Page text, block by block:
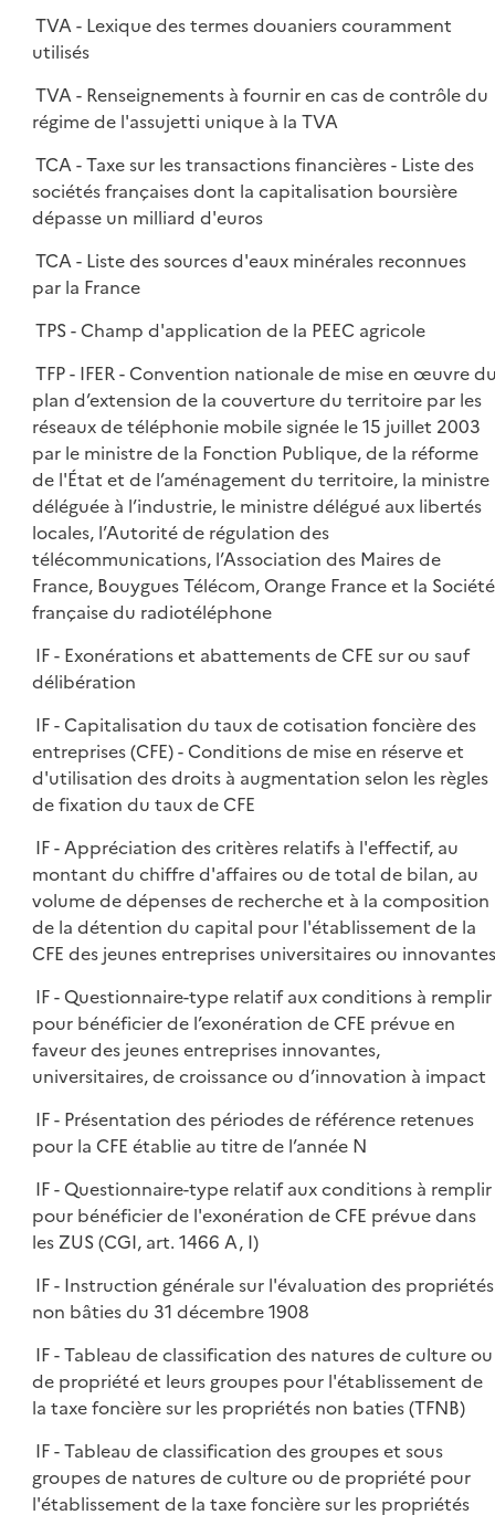
TVA - Lexique des termes douaniers couramment
utilisés
TVA - Renseignements à fournir en cas de contrôle du
régime de l'assujetti unique à la TVA
TCA - Taxe sur les transactions financières - Liste des
sociétés françaises dont la capitalisation boursière
dépasse un milliard d'euros
TCA - Liste des sources d'eaux minérales reconnues
par la France
TPS - Champ d'application de la PEEC agricole
TFP - IFER - Convention nationale de mise en œuvre
plan d’extension de la couverture du territoire par les
réseaux de téléphonie mobile signée le 15 juillet 2003
par le ministre de la Fonction Publique, de la réforme
de l'État et de l’aménagement du territoire, la ministre
déléguée à l’industrie, le ministre délégué aux libertés
locales, l’Autorité de régulation des
télécommunications, l’Association des Maires de
France, Bouygues Télécom, Orange France et la Société
française du radiotéléphone
IF - Exonérations et abattements de CFE sur ou sauf
délibération
IF - Capitalisation du taux de cotisation foncière des
entreprises (CFE) - Conditions de mise en réserve et
d'utilisation des droits à augmentation selon les règles
de fixation du taux de CFE
IF - Appréciation des critères relatifs à l'effectif, au
montant du chiffre d'affaires ou de total de bilan, au
volume de dépenses de recherche et à la composition
de la détention du capital pour l'établissement de la
CFE des jeunes entreprises universitaires ou innovantes
IF - Questionnaire-type relatif aux conditions à remplir
pour bénéficier de l’exonération de CFE prévue en
faveur des jeunes entreprises innovantes,
universitaires, de croissance ou d’innovation à impact
IF - Présentation des périodes de référence retenues
pour la CFE établie au titre de l’année N
IF - Questionnaire-type relatif aux conditions à remplir
pour bénéficier de l'exonération de CFE prévue dans
les ZUS (CGI, art. 1466 A, I)
IF - Instruction générale sur l'évaluation des propriétés
non bâties du 31 décembre 1908
IF - Tableau de classification des natures de culture ou
de propriété et leurs groupes pour l'établissement de
la taxe foncière sur les propriétés non baties (TFNB)
IF - Tableau de classification des groupes et sous
groupes de natures de culture ou de propriété pour
l'établissement de la taxe foncière sur les propriétés